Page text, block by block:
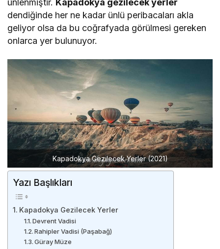
ünlenmiştir. Kapadokya gezilecek yerler
dendiğinde her ne kadar ünlü peribacaları akla
geliyor olsa da bu coğrafyada görülmesi gereken
onlarca yer bulunuyor.
Kapadokya Gezilecek Yerler (2021)
Yazı Başlıkları
Kapadokya Gezilecek Yerler
Devrent Vadisi
Rahipler Vadisi (Paşabağ)
Güray Müze